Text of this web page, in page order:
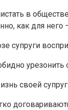
в
как для
супруги
урезонить
своей